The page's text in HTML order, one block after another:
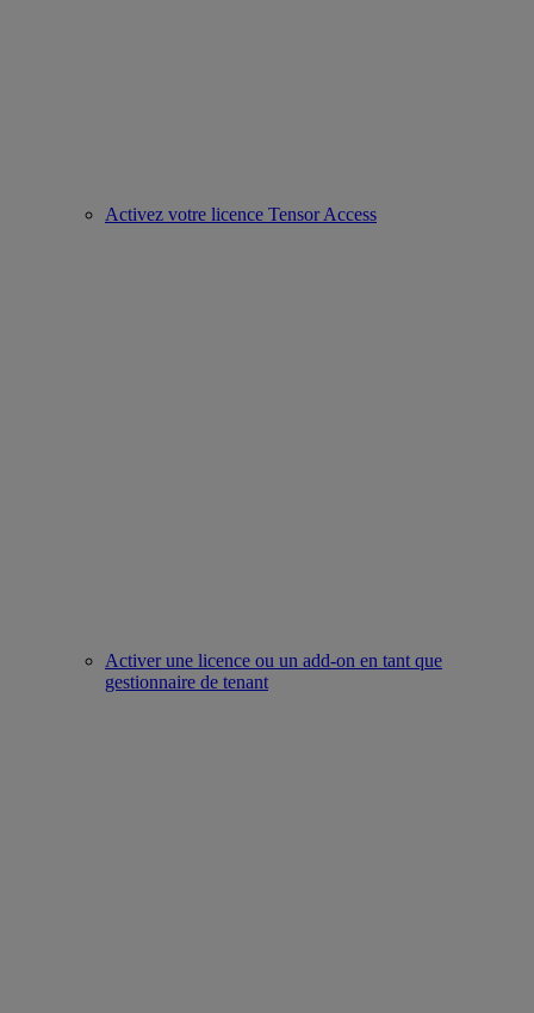
Activez votre licence Tensor Access
Activer une licence ou un add-on en tant que
gestionnaire de tenant